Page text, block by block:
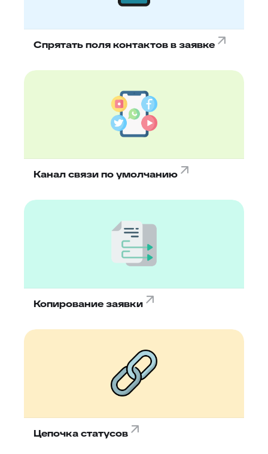
Спрятать поля контактов в заявке
Канал связи по умолчанию
Копирование заявки
Цепочка статусов